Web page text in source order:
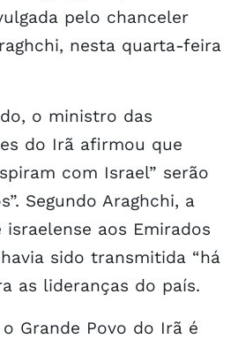
pelo chanceler
nesta quarta-feira
o ministro das
do Irã afirmou que
com Israel” serão
Segundo Araghchi, a
aos Emirados
sido transmitida “há
as lideranças do país.
Grande Povo do Irã é